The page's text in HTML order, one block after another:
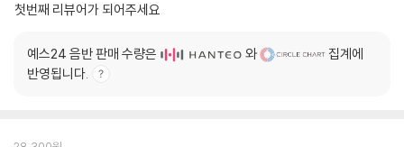
첫번째 리뷰어가 되어주세요
예스24 음반 판매 수량은 와
집계에
반영됩니다.